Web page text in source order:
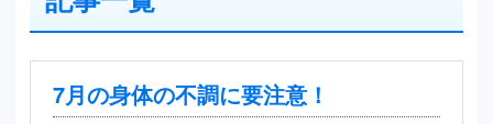
7月の身体の不調に要注意！